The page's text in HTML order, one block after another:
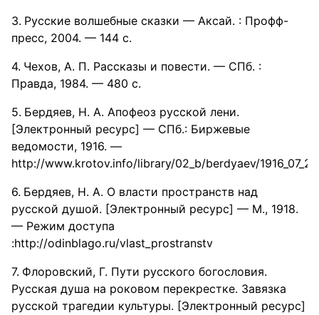
Русские волшебные сказки — Аксай. : Профф-
пресс, 2004. — 144 с.
Чехов, А. П. Рассказы и повести. — СПб. :
Правда, 1984. — 480 с.
Бердяев, Н. А. Апофеоз русской лени.
[Электронный ресурс] — СПб.: Биржевые
ведомости, 1916. —
http://www.krotov.info/library/02_b/berdyaev/
Бердяев, Н. А. О власти пространств над
русской душой. [Электронный ресурс] — М., 1918.
— Режим доступа
:http://odinblago.ru/vlast_prostranstv
Флоровский, Г. Пути русского богословия.
Русская душа на роковом перекрестке. Завязка
русской трагедии культуры. [Электронный ресурс]